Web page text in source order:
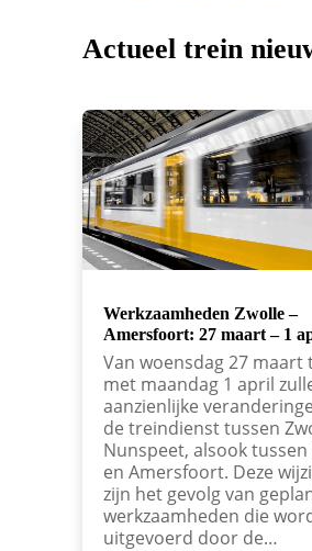
Actueel trein
Werkzaamheden Zwolle –
Amersfoort: 27 maart – 1
Van woensdag 27 maart
met maandag 1 april
aanzienlijke
de treindienst tussen
Nunspeet, alsook tussen
en Amersfoort. Deze
zijn het gevolg van
werkzaamheden die
uitgevoerd door de…